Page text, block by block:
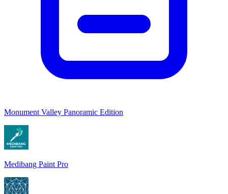
Monument Valley Panoramic Edition
Medibang Paint Pro